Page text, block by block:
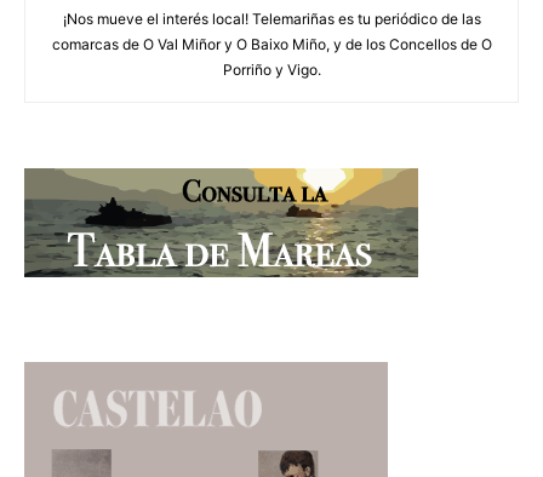
¡Nos mueve el interés local! Telemariñas es tu periódico de las
comarcas de O Val Miñor y O Baixo Miño, y de los Concellos de O
Porriño y Vigo.